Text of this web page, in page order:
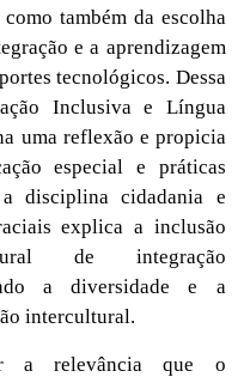
também da escolha
e a aprendizagem
tecnológicos. Dessa
Inclusiva e Língua
uma reflexão e propicia
especial e práticas
disciplina cidadania e
explica a inclusão
de integração
a diversidade e a
intercultural.
a relevância que o